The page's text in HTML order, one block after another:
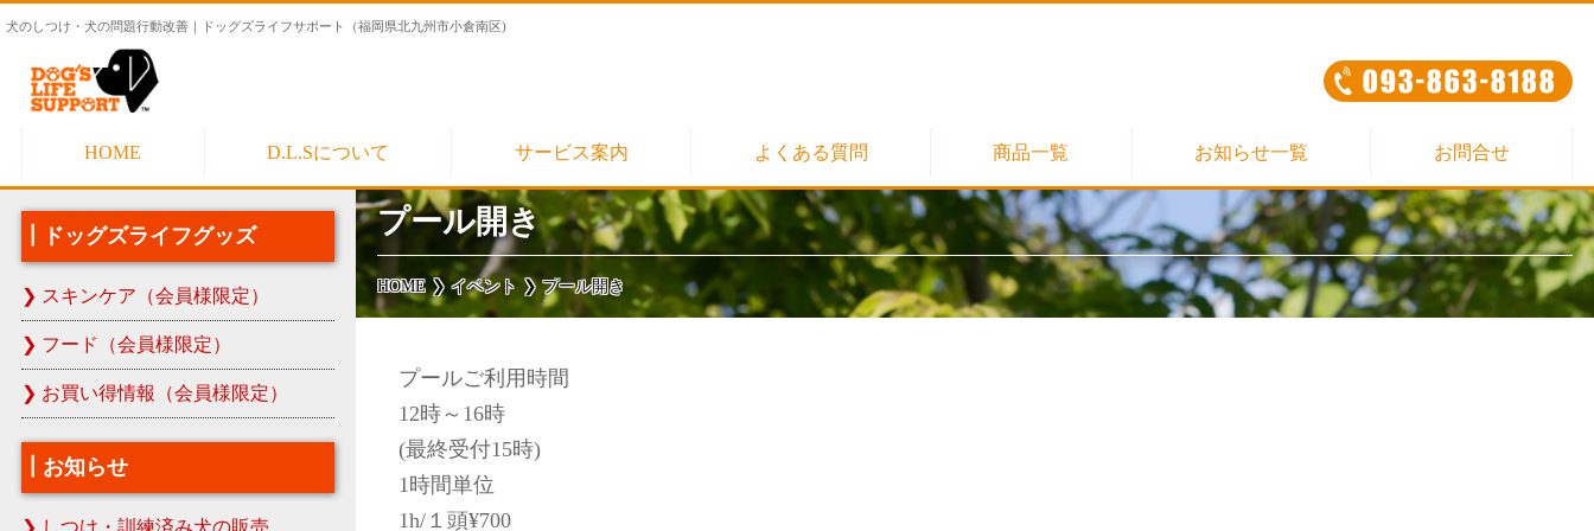
犬のしつけ・犬の問題行動改善｜ドッグズライフサポート（福岡県北九州市小倉南区)
HOME D.L.Sについて サービス案内 よくある質問 商品一覧
スキンケア（会員様限定）
フード（会員様限定）
お買い得情報（会員様限定）
お知らせ一覧 お問合せ
プール開き
HOME イベント プール開き
プールご利用時間
12時～16時
(最終受付15時)
1時間単位
1h/１頭¥700
ドッグズライフグッズ
スキンケア（会員様限定）
フード（会員様限定）
お買い得情報（会員様限定）
お知らせ